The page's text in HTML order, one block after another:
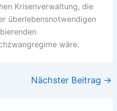
Krisenverwaltung, die
überlebensnotwendigen
wäre.
Nächster Beitrag →